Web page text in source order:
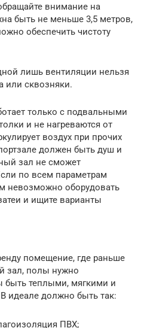
внимание на
быть не меньше 3,5 метров,
обеспечить чистоту
лишь вентиляции нельзя
или сквозняки.
только с подвальными
и не нагреваются от
воздух при прочих
должен быть душ и
зал не сможет
по всем параметрам
невозможно оборудовать
и ищите варианты
помещение, где раньше
зал, полы нужно
быть теплыми, мягкими и
идеале должно быть так:
ПВХ;